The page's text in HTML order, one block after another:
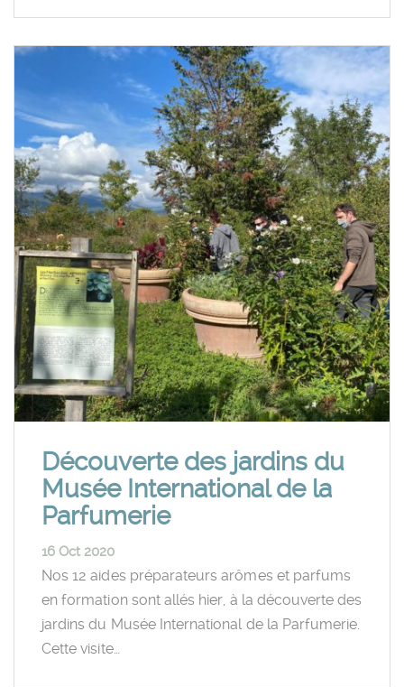
Découverte des jardins du
Musée International de la
Parfumerie
16 Oct 2020
Nos 12 aides préparateurs arômes et parfums
en formation sont allés hier, à la découverte des
jardins du Musée International de la Parfumerie.
Cette visite…